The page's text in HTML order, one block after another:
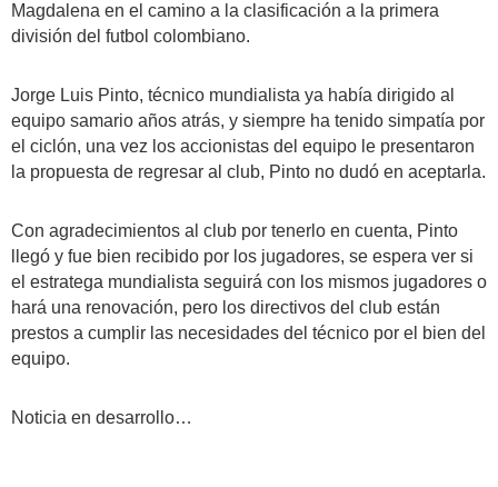
Magdalena en el camino a la clasificación a la primera
división del futbol colombiano.
Jorge Luis Pinto, técnico mundialista ya había dirigido al
equipo samario años atrás, y siempre ha tenido simpatía por
el ciclón, una vez los accionistas del equipo le presentaron
la propuesta de regresar al club, Pinto no dudó en aceptarla.
Con agradecimientos al club por tenerlo en cuenta, Pinto
llegó y fue bien recibido por los jugadores, se espera ver si
el estratega mundialista seguirá con los mismos jugadores o
hará una renovación, pero los directivos del club están
prestos a cumplir las necesidades del técnico por el bien del
equipo.
Noticia en desarrollo…